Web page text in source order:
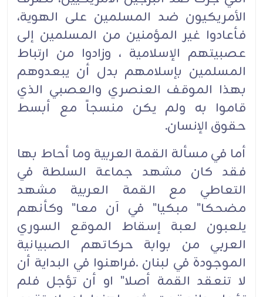
الأمريكيون ضد المسلمين على الهوية،
فأعادوا غير المؤمنين من المسلمين إلى
عصبيتهم الإسلامية ، وزادوا من ارتباط
المسلمين بإسلامهم بدل أن يبعدوهم
بهذا الموقف العنصري والعصبي الذي
قاموا به ولم يكن منسجاً مع أبسط
حقوق الإنسان.
أما في مسألة القمة العربية وما أحاط بها
فقد كان مشهد جماعة السلطة في
التعاطي مع القمة العربية مشهد
مضحكا" مبكيا" في آن معا" وكأنهم
يلعبون لعبة إسقاط الموقع السوري
العربي من بوابة حركاتهم الصبيانية
الموجودة في لبنان .فراهنوا في البداية أن
لا تنعقد القمة أصلا" او أن تؤجل فلم